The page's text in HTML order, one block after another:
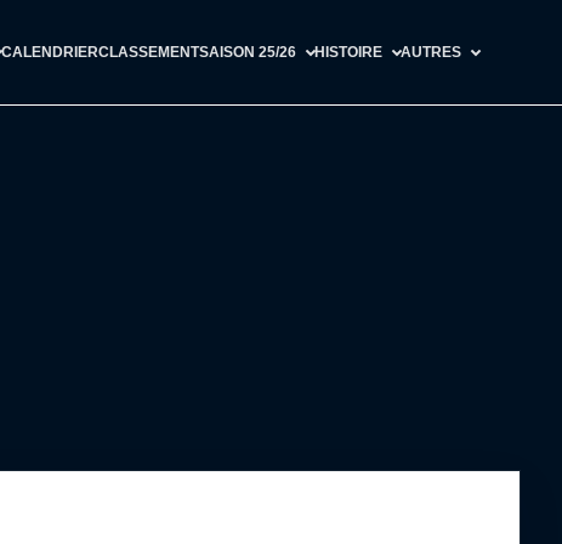
CALENDRIERCLASSEMENTSAISON 25/26 HISTOIRE AUTRES